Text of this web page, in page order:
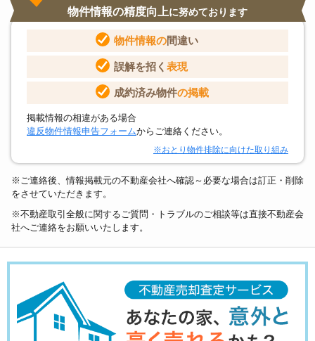
物件情報の精度向上に努めております
物件情報の間違い
誤解を招く 表現
成約済み物件の掲載
掲載情報の相違がある場合
違反物件情報申告フォームからご連絡ください。
※おとり物件排除に向けた取り組み
※ご連絡後、情報掲載元の不動産会社へ確認～必要な場合は訂正・削除
をさせていただきます。
※不動産取引全般に関するご質問・トラブルのご相談等は直接不動産会
社へご連絡をお願いいたします。